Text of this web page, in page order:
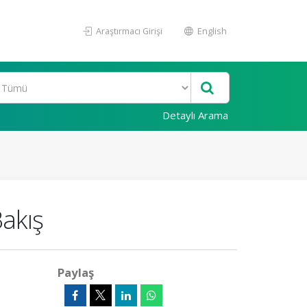
Araştırmacı Girişi English
Detaylı Arama
Paylaş